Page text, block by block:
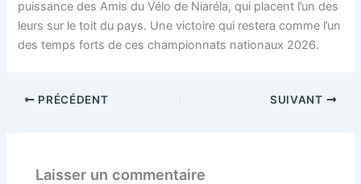
puissance des Amis du Vélo de Niaréla, qui placent l’un des
leurs sur le toit du pays. Une victoire qui restera comme l’un
des temps forts de ces championnats nationaux 2026.
PRÉCÉDENT SUIVANT
Laisser un commentaire